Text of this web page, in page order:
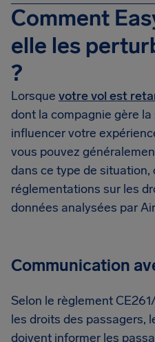
Comment
elle les
?
Lorsque votre vol est
dont la compagnie gère
influencer votre
vous pouvez
dans ce type de
réglementations sur les
données analysées par
Communication
Selon le règlement
les droits des passagers,
doivent informer les